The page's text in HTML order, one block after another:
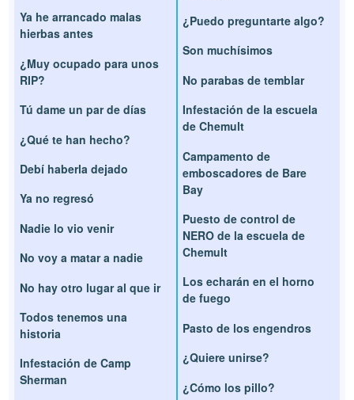
Ya he arrancado malas
hierbas antes
¿Muy ocupado para unos
RIP?
Tú dame un par de días
¿Qué te han hecho?
Debí haberla dejado
Ya no regresó
Nadie lo vio venir
No voy a matar a nadie
No hay otro lugar al que ir
Todos tenemos una
historia
Infestación de Camp
Sherman
¿Puedo preguntarte algo?
Son muchísimos
No parabas de temblar
Infestación de la escuela
de Chemult
Campamento de
emboscadores de Bare
Bay
Puesto de control de
NERO de la escuela de
Chemult
Los echarán en el horno
de fuego
Pasto de los engendros
¿Quiere unirse?
¿Cómo los pillo?